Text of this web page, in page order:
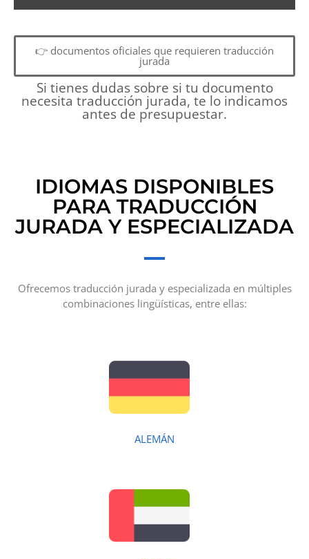
👉 documentos oficiales que requieren traducción
jurada
Si tienes dudas sobre si tu documento
necesita traducción jurada, te lo indicamos
antes de presupuestar.
IDIOMAS DISPONIBLES
PARA TRADUCCIÓN
JURADA Y ESPECIALIZADA
Ofrecemos traducción jurada y especializada en múltiples
combinaciones lingüísticas, entre ellas:
ALEMÁN